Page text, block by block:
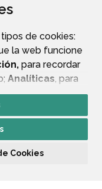
de cookies:
la web funcione
para recordar
Analíticas, para
y sus servicios.
todas”
pulsa el botón
técnicas
Cookies